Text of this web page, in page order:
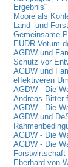
Ergebnis“
Moore als
Land- und
Gemeinsame
EUDR-Votum
AGDW und
Schutz vor
AGDW und
effektiveren
AGDW - Die
Andreas Bitter
AGDW - Die
AGDW und
AGDW - Die
AGDW - Die
Forstwirtschaft
Eberhard von